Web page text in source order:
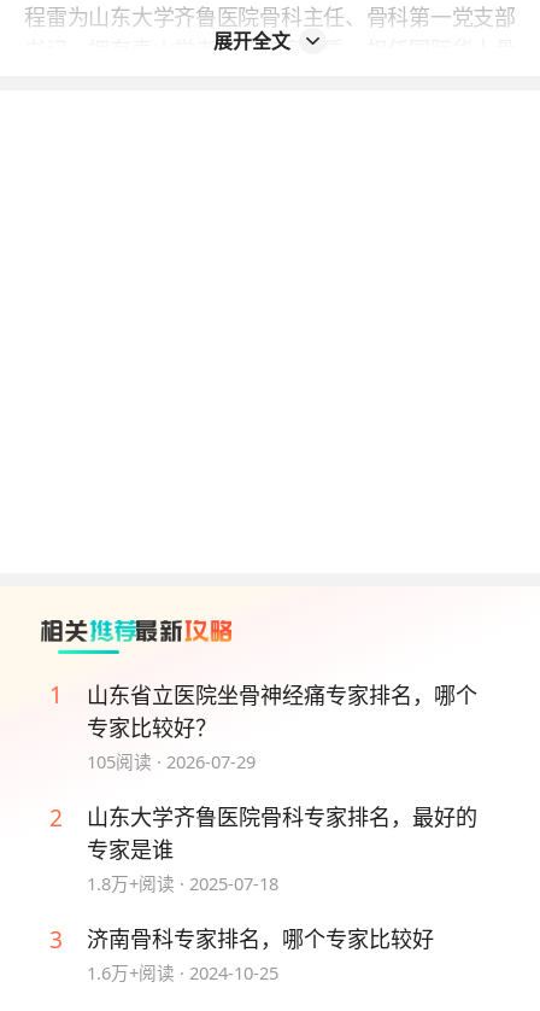
程雷为山东大学齐鲁医院骨科主任、骨科第一党支部
书记，拥有泰山学者特聘专家资质，担任国际华人骨
与健康领军人才，兼任山东省医学会骨科学分会主任
委员、中华医学会骨科学分会微创外科学组委员。承
担国家自然科学基金面上项目4项、山东省重大创新
项目等省部级课题6项，斩获山东省科技进步一等
奖、山东省科技进步二等奖、山东省医学科技进步二
等奖。擅长脊柱侧凸、后凸畸形等脊柱畸形疾病，腰
椎间盘突出症等脊柱退行性疾病以及脊柱骨折的诊断
与手术治疗。
No.3 聂林 主任医师、教授、博士生导师
聂林具备医学博士专业资质，多次前往美国、德国、
法国进修学习脊柱外科相关技术，担任《中国矫形外
展开全文
1
山东省立医院坐骨神经痛专家排名，哪个
专家比较好？
105阅读 · 2026-07-29
2
山东大学齐鲁医院骨科专家排名，最好的
专家是谁
1.8万+阅读 · 2025-07-18
3 济南骨科专家排名，哪个专家比较好
1.6万+阅读 · 2024-10-25